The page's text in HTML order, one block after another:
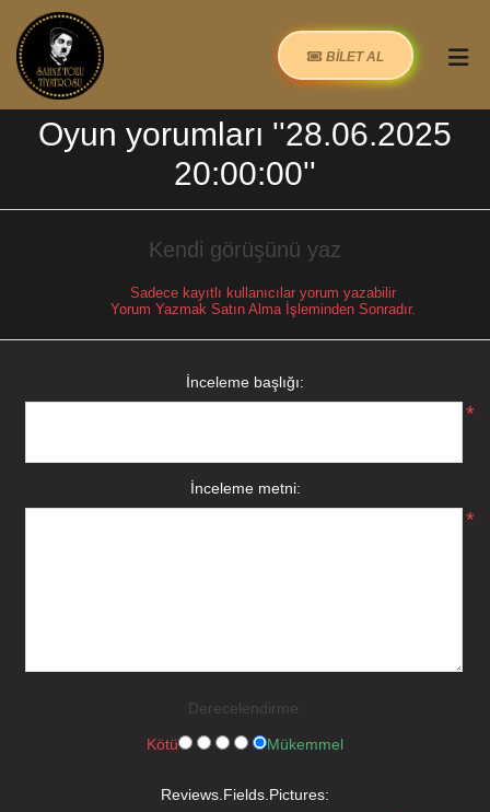
BİLET AL
Oyun yorumları
28.06.2025
20:00:00
Kendi görüşünü yaz
Sadece kayıtlı kullanıcılar yorum yazabilir
Yorum Yazmak Satın Alma İşleminden Sonradır.
İnceleme başlığı:
*
İnceleme metni:
*
Derecelendirme:
Kötü Mükemmel
Reviews.Fields.Pictures: